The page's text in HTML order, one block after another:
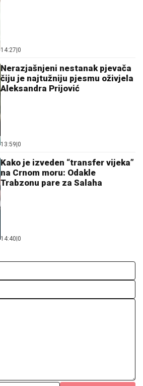
14:27 0
Nerazjašnjeni nestanak pjevača
čiju je najtužniju pjesmu oživjela
Aleksandra Prijović
13:59 0
Kako je izveden “transfer vijeka”
na Crnom moru: Odakle
Trabzonu pare za Salaha
14:40 0